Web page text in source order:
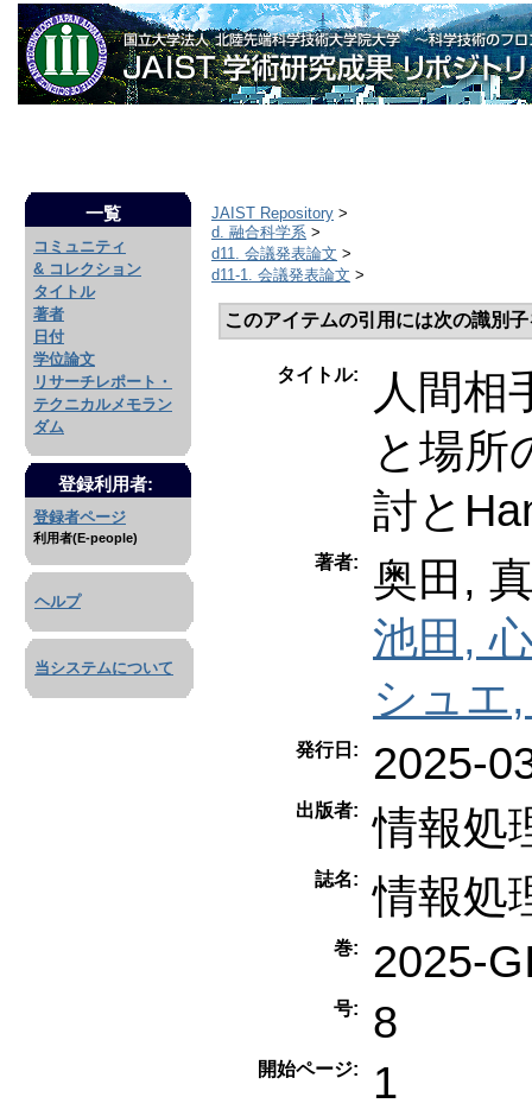
一覧
コミュニティ
& コレクション
タイトル
著者
日付
学位論文
リサーチレポート・
テクニカルメモラン
ダム
登録利用者:
登録者ページ
利用者(E-people)
ヘルプ
当システムについて
JAIST Repository >
d. 融合科学系 >
d11. 会議発表論文 >
d11-1. 会議発表論文 >
このアイテムの引用には次の識別
タイトル:
人間相
と場所
討と
著者:
奥田,
池田,
シュエ
発行日: 2025-
出版者: 情報処
誌名: 情報処
巻: 2025-
号: 8
開始ページ: 1